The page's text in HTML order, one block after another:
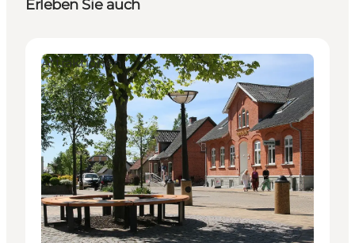
Erleben Sie auch
Attraktionen